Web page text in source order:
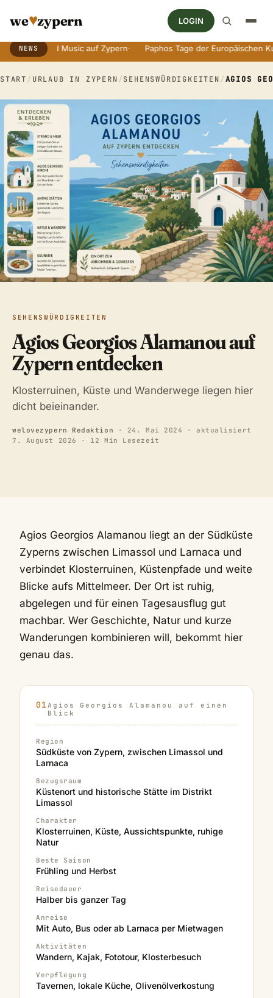
we♥zypern LOGIN
NEWS
Breaking News Ticker
Music auf Zypern· Paphos Tage der Europäischen Kultur·
START/ URLAUB IN ZYPERN/SEHENSWÜRDIGKEITEN/AGIOS
SEHENSWÜRDIGKEITEN
Agios Georgios Alamanou auf
Zypern entdecken
Klosterruinen, Küste und Wanderwege liegen hier
dicht beieinander.
welovezypern Redaktion · 24. Mai 2024 · aktualisiert
7. August 2026
· 12 Min Lesezeit
Agios Georgios Alamanou liegt an der Südküste
Zyperns zwischen Limassol und Larnaca und
verbindet Klosterruinen, Küstenpfade und weite
Blicke aufs Mittelmeer. Der Ort ist ruhig,
abgelegen und für einen Tagesausflug gut
machbar. Wer Geschichte, Natur und kurze
Wanderungen kombinieren will, bekommt hier
genau das.
Agios Georgios Alamanou auf einen
Blick
Region
Südküste von Zypern, zwischen Limassol und
Larnaca
Bezugsraum
Küstenort und historische Stätte im Distrikt
Limassol
Charakter
Klosterruinen, Küste, Aussichtspunkte, ruhige
Natur
Beste Saison
Frühling und Herbst
Reisedauer
Halber bis ganzer Tag
Anreise
Mit Auto, Bus oder ab Larnaca per Mietwagen
Aktivitäten
Wandern, Kajak, Fototour, Klosterbesuch
Verpflegung
Tavernen, lokale Küche, Olivenölverkostung